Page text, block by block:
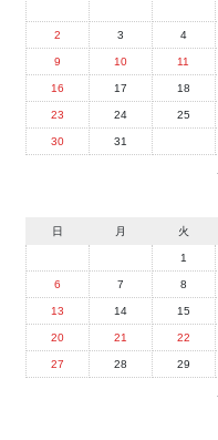
2 3 4
9 10 11
16 17 18
23 24 25
30 31
日 月 火
1
6 7 8
13 14 15
20 21 22
27 28 29